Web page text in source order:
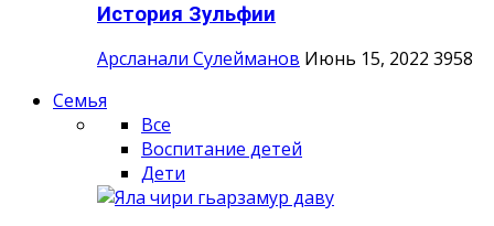
История Зульфии
Арсланали Сулейманов Июнь 15, 2022 3958
Семья
Все
Воспитание детей
Дети